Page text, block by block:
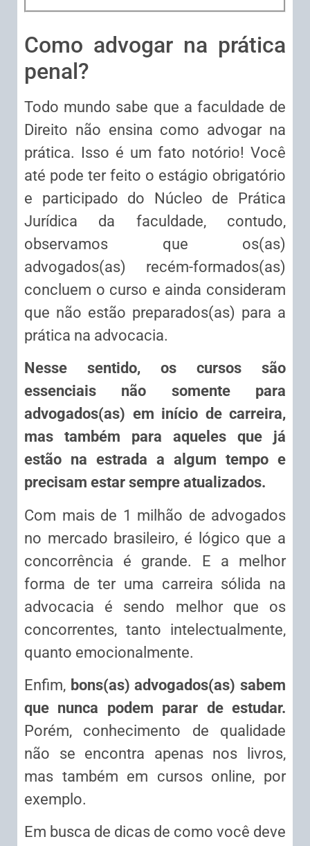
Como advogar na prática
penal?
Todo mundo sabe que a faculdade de
Direito não ensina como advogar na
prática. Isso é um fato notório! Você
até pode ter feito o estágio obrigatório
e participado do Núcleo de Prática
Jurídica da faculdade, contudo,
observamos que os(as)
advogados(as) recém-formados(as)
concluem o curso e ainda consideram
que não estão preparados(as) para a
prática na advocacia.
Nesse sentido, os cursos são
essenciais não somente para
advogados(as) em início de carreira,
mas também para aqueles que já
estão na estrada a algum tempo e
precisam estar sempre atualizados.
Com mais de 1 milhão de advogados
no mercado brasileiro, é lógico que a
concorrência é grande. E a melhor
forma de ter uma carreira sólida na
advocacia é sendo melhor que os
concorrentes, tanto intelectualmente,
quanto emocionalmente.
Enfim, bons(as) advogados(as) sabem
que nunca podem parar de estudar.
Porém, conhecimento de qualidade
não se encontra apenas nos livros,
mas também em cursos online, por
exemplo.
Em busca de dicas de como você deve